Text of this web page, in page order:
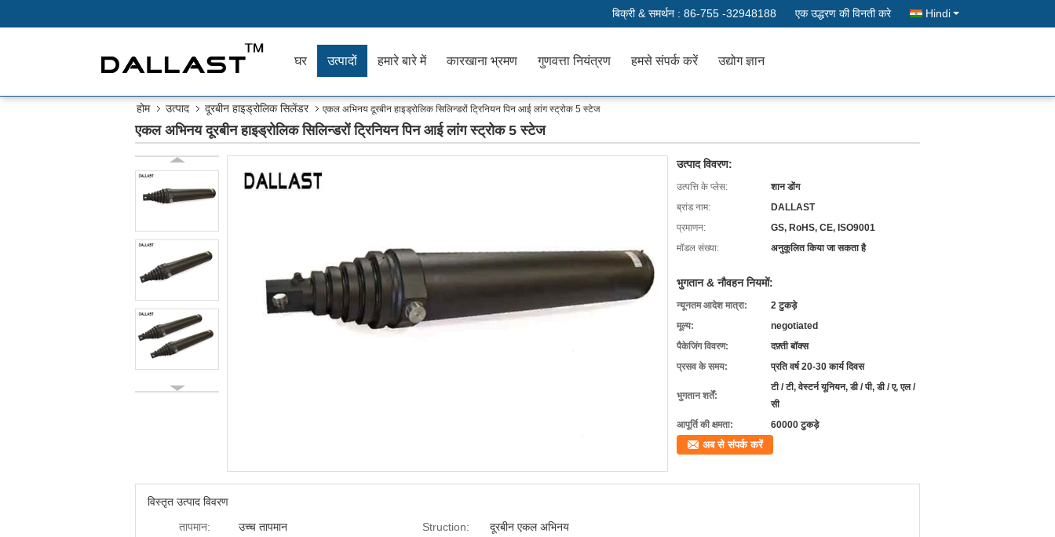
बिक्री & समर्थन : 86-755 -32948188 एक उद्धरण की विनती करे Hindi
घर उत्पादों हमारे बारे में कारखाना भ्रमण गुणवत्ता नियंत्रण हमसे संपर्क करें उद्योग ज्ञान
होम उत्पाद दूरबीन हाइड्रोलिक सिलेंडर एकल अभिनय दूरबीन हाइड्रोलिक सिलिन्डरों ट्रिनियन पिन आई लांग स्ट्रोक 5 स्टेज
एकल अभिनय दूरबीन हाइड्रोलिक सिलिन्डरों ट्रिनियन पिन आई लांग स्ट्रोक 5 स्टेज
उत्पाद विवरण:
उत्पत्ति के प्लेस:
शान डोंग
ब्रांड नाम:
DALLAST
प्रमाणन:
GS, RoHS, CE, ISO9001
मॉडल संख्या:
अनुकूलित किया जा सकता है
भुगतान & नौवहन नियमों:
न्यूनतम आदेश मात्रा:
2 टुकड़े
मूल्य:
negotiated
पैकेजिंग विवरण:
दफ़्ती बॉक्स
प्रसव के समय:
प्रति वर्ष 20-30 कार्य दिवस
भुगतान शर्तें:
टी / टी, वेस्टर्न यूनियन, डी / पी, डी / ए, एल /
सी
आपूर्ति की क्षमता:
60000 टुकड़े
अब से संपर्क करें
विस्तृत उत्पाद विवरण
तापमान:
उच्च तापमान Struction: दूरबीन एकल अभिनय